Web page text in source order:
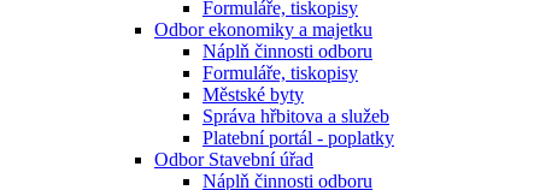
Formuláře, tiskopisy
Odbor ekonomiky a majetku
Náplň činnosti odboru
Formuláře, tiskopisy
Městské byty
Správa hřbitova a služeb
Platební portál - poplatky
Odbor Stavební úřad
Náplň činnosti odboru